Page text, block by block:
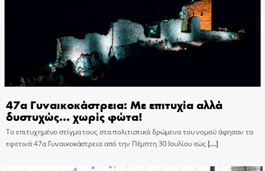
47α Γυναικοκάστρεια: Με επιτυχία αλλά
δυστυχώς… χωρίς φώτα!
Το επιτυχημένο στίγμα τους στα πολιτιστικά δρώμενα του νομού άφησαν τα
εφετινά 47α Γυναικοκάστρεια από την Πέμπτη 30 Ιουλίου εώς[…]